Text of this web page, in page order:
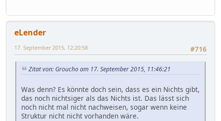
eLender
#716
17. September 2015, 12:20:58
Zitat von: Groucho am 17. September 2015, 11:46:21
Was denn? Es könnte doch sein, dass es ein Nichts gibt,
das noch nichtsiger als das Nichts ist. Das lässt sich
noch nicht mal nicht nachweisen, sogar wenn keine
Struktur nicht nicht vorhanden wäre.